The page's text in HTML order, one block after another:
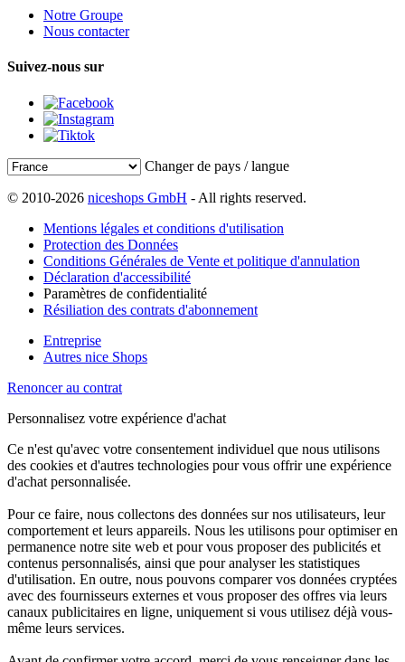
Notre Groupe
Nous contacter
Suivez-nous sur
Changer de pays / langue
© 2010-2026 niceshops GmbH - All rights reserved.
Mentions légales et conditions d'utilisation
Protection des Données
Conditions Générales de Vente et politique d'annulation
Déclaration d'accessibilité
Paramètres de confidentialité
Résiliation des contrats d'abonnement
Entreprise
Autres nice Shops
Renoncer au contrat
Personnalisez votre expérience d'achat
Ce n'est qu'avec votre consentement individuel que nous utilisons
des cookies et d'autres technologies pour vous offrir une expérience
d'achat personnalisée.
Pour ce faire, nous collectons des données sur nos utilisateurs, leur
comportement et leurs appareils. Nous les utilisons pour optimiser en
permanence notre site web et pour vous proposer des publicités et
contenus personnalisés, ainsi que pour analyser les statistiques
d'utilisation. En outre, nous pouvons comparer vos données cryptées
avec des fournisseurs externes et vous proposer des offres via leurs
canaux publicitaires en ligne, uniquement si vous utilisez déjà vous-
même leurs services.